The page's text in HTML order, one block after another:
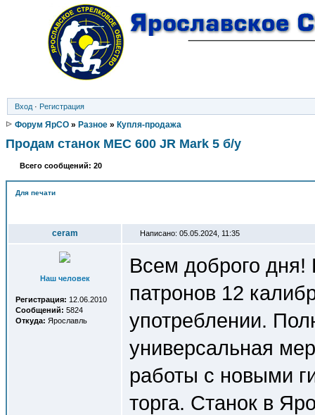
Вход · Регистрация
Форум ЯрСО » Разное » Купля-продажа
Продам станок MEC 600 JR Mark 5 б/у
Всего сообщений: 20
Для печати
ceram Написано: 05.05.2024, 11:35
Наш человек
Регистрация: 12.06.2010
Сообщений: 5824
Откуда: Ярославль
Всем доброго
патронов 12
употреблении.
универсальная
работы с новыми
торга. Станок в